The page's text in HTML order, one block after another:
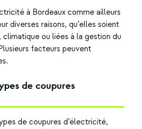
à Bordeaux comme ailleurs
diverses raisons, qu’elles soient
climatique ou liées à la gestion du
facteurs peuvent
de coupures
de coupures d’électricité,